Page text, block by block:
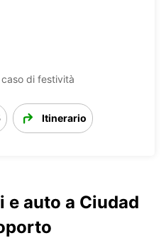
di festività
Itinerario
e auto a Ciudad